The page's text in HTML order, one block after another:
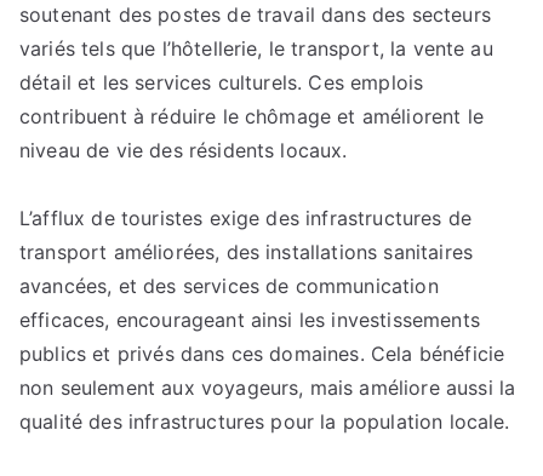
soutenant des postes de travail dans des secteurs
variés tels que l’hôtellerie, le transport, la vente au
détail et les services culturels. Ces emplois
contribuent à réduire le chômage et améliorent le
niveau de vie des résidents locaux.
L’afflux de touristes exige des infrastructures de
transport améliorées, des installations sanitaires
avancées, et des services de communication
efficaces, encourageant ainsi les investissements
publics et privés dans ces domaines. Cela bénéficie
non seulement aux voyageurs, mais améliore aussi la
qualité des infrastructures pour la population locale.